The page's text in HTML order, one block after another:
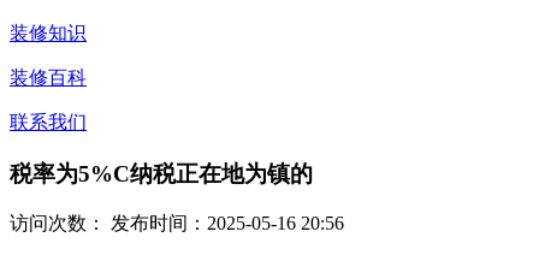
装修知识
装修百科
联系我们
税率为5%C纳税正在地为镇的
访问次数： 发布时间：2025-05-16 20:56